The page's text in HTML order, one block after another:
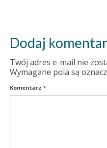
Dodaj
Twój adres e-mail nie
Wymagane pola są
Komentarz *